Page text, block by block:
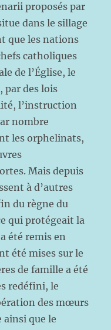
proposés par
dans le sillage
que les nations
catholiques
de l’Église, le
par des lois
l’instruction
nombre
les orphelinats,
Mais depuis
à d’autres
du règne du
qui protégeait la
été remis en
été mises sur le
de famille a été
redéfini, le
des mœurs
ainsi que le